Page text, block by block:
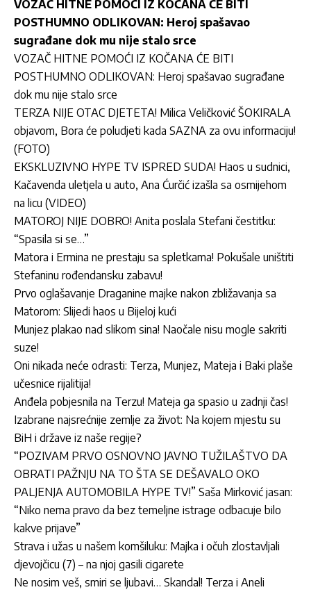
VOZAČ HITNE POMOĆI IZ KOČANA ĆE BITI
POSTHUMNO ODLIKOVAN: Heroj spašavao
sugrađane dok mu nije stalo srce
VOZAČ HITNE POMOĆI IZ KOČANA ĆE BITI
POSTHUMNO ODLIKOVAN: Heroj spašavao sugrađane
dok mu nije stalo srce
TERZA NIJE OTAC DJETETA! Milica Veličković ŠOKIRALA
objavom, Bora će poludjeti kada SAZNA za ovu informaciju!
(FOTO)
EKSKLUZIVNO HYPE TV ISPRED SUDA! Haos u sudnici,
Kačavenda uletjela u auto, Ana Ćurčić izašla sa osmijehom
na licu (VIDEO)
MATOROJ NIJE DOBRO! Anita poslala Stefani čestitku:
“Spasila si se…”
Matora i Ermina ne prestaju sa spletkama! Pokušale uništiti
Stefaninu rođendansku zabavu!
Prvo oglašavanje Draganine majke nakon zbližavanja sa
Matorom: Slijedi haos u Bijeloj kući
Munjez plakao nad slikom sina! Naočale nisu mogle sakriti
suze!
Oni nikada neće odrasti: Terza, Munjez, Mateja i Baki plaše
učesnice rijalitija!
Anđela pobjesnila na Terzu! Mateja ga spasio u zadnji čas!
Izabrane najsrećnije zemlje za život: Na kojem mjestu su
BiH i države iz naše regije?
“POZIVAM PRVO OSNOVNO JAVNO TUŽILAŠTVO DA
OBRATI PAŽNJU NA TO ŠTA SE DEŠAVALO OKO
PALJENJA AUTOMOBILA HYPE TV!” Saša Mirković jasan:
“Niko nema pravo da bez temeljne istrage odbacuje bilo
kakve prijave”
Strava i užas u našem komšiluku: Majka i očuh zlostavljali
djevojčicu (7) – na njoj gasili cigarete
Ne nosim veš, smiri se ljubavi… Skandal! Terza i Aneli